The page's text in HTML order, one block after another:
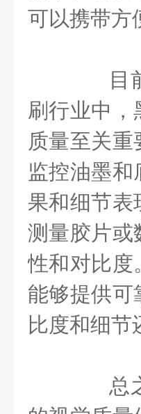
可以携带方
目前
刷行业中
质量至关
监控油墨
果和细节表
测量胶片或
性和对比度
能够提供可
比度和细节
总之